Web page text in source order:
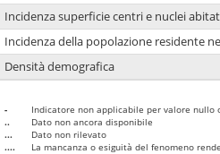
Incidenza superficie centri e nuclei
Incidenza della popolazione residente
Densità demografica
-
Indicatore non applicabile per valore nullo
..
Dato non ancora disponibile
...
Dato non rilevato
....
La mancanza o esiguità del fenomeno